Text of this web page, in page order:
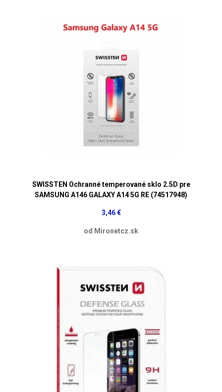
SWISSTEN Ochranné temperované sklo 2.5D pre
SAMSUNG A146 GALAXY A14 5G RE (74517948)
3,46 €
od Mironetcz.sk